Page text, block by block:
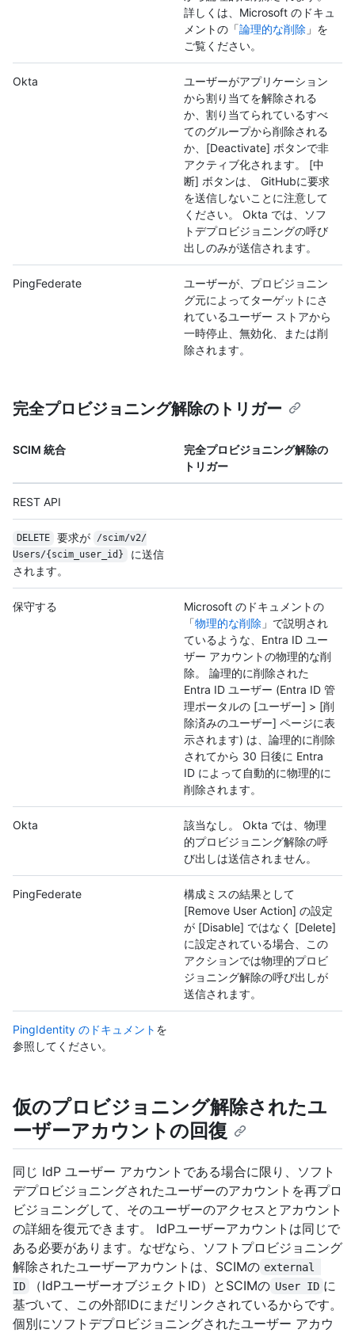
詳しくは、Microsoft のドキュ
メントの「論理的な削除 」を
ご覧ください。
Okta
ユーザーがアプリケーション
から割り当てを解除される
か、割り当てられているすべ
てのグループから削除される
か、[Deactivate] ボタンで非
アクティブ化されます。 [中
断] ボタンは、 GitHubに要求
を送信しないことに注意して
ください。 Okta では、ソフ
トデプロビジョニングの呼び
出しのみが送信されます。
PingFederate
ユーザーが、プロビジョニン
グ元によってターゲットにさ
れているユーザー ストアから
一時停止、無効化、または削
除されます。
完全プロビジョニング解除のトリガー
SCIM 統合
完全プロビジョニング解除の
トリガー
REST API
DELETE 要求が /scim/v2/
Users/{scim_user_id}
に送信
されます。
保守する
Microsoft のドキュメントの
「物理的な削除 」で説明され
ているような、Entra ID ユー
ザー アカウントの物理的な削
除。 論理的に削除された
Entra ID ユーザー (Entra ID 管
理ポータルの [ユーザー] > [削
除済みのユーザー] ページに表
示されます) は、論理的に削除
されてから 30 日後に Entra
ID によって自動的に物理的に
削除されます。
Okta
該当なし。 Okta では、物理
的プロビジョニング解除の呼
び出しは送信されません。
PingFederate
構成ミスの結果として
[Remove User Action] の設定
が [Disable] ではなく [Delete]
に設定されている場合、この
アクションでは物理的プロビ
ジョニング解除の呼び出しが
送信されます。
PingIdentity のドキュメント を
参照してください。
仮のプロビジョニング解除されたユ
ーザーアカウントの回復
同じ IdP ユーザー アカウントである場合に限り、ソフト
デプロビジョニングされたユーザーのアカウントを再プロ
ビジョニングして、そのユーザーのアクセスとアカウント
の詳細を復元できます。 IdPユーザーアカウントは同じで
ある必要があります。なぜなら、ソフトプロビジョニング
解除されたユーザーアカウントは、SCIMの external
ID
（IdPユーザーオブジェクトID）とSCIMの User ID に
基づいて、この外部IDにまだリンクされているからです。
個別にソフトデプロビジョニングされたユーザー アカウ